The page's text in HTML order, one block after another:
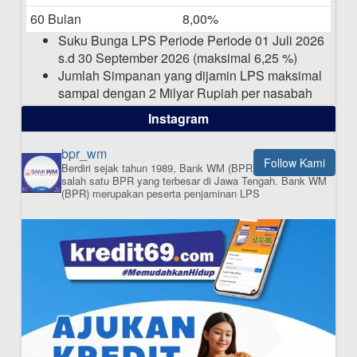
Pengumuman Nama Baru Perusahaan
60 Bulan
8,00%
Suku Bunga LPS Periode Periode 01 Juli 2026
s.d 30 September 2026 (maksimal 6,25 %)
Jumlah Simpanan yang dijamin LPS maksimal
sampai dengan 2 Milyar Rupiah per nasabah
dalam satu bank
ISI APLIKASI SEKARANG
Instagram
Follow Kami
bpr_wm
Berdiri sejak tahun 1989, Bank WM (BPR) merupakan
salah satu BPR yang terbesar di Jawa Tengah.Bank WM
(BPR) merupakan peserta penjaminan LPS